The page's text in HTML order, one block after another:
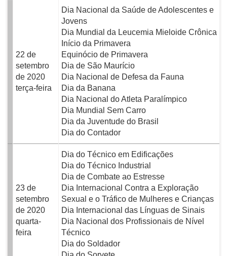
22 de
setembro
de 2020
terça-feira
Dia Nacional da Saúde de Adolescentes e
Jovens
Dia Mundial da Leucemia Mieloide Crônica
Início da Primavera
Equinócio de Primavera
Dia de São Maurício
Dia Nacional de Defesa da Fauna
Dia da Banana
Dia Nacional do Atleta Paralímpico
Dia Mundial Sem Carro
Dia da Juventude do Brasil
Dia do Contador
23 de
setembro
de 2020
quarta-
feira
Dia do Técnico em Edificações
Dia do Técnico Industrial
Dia de Combate ao Estresse
Dia Internacional Contra a Exploração
Sexual e o Tráfico de Mulheres e Crianças
Dia Internacional das Línguas de Sinais
Dia Nacional dos Profissionais de Nível
Técnico
Dia do Soldador